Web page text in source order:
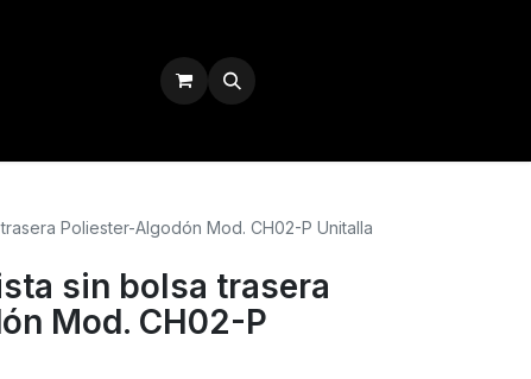
Poliester-Algodón Mod. CH02-P Unitalla
sin bolsa trasera
Mod. CH02-P